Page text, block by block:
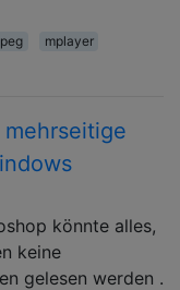
mplayer
könnte alles,
keine
gelesen werden .